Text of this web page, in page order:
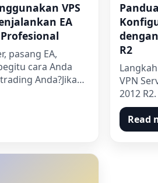
VPS
EA
pasang EA,
cara Anda
Anda?Jika…
R2
VPN
2012 R2.
Read